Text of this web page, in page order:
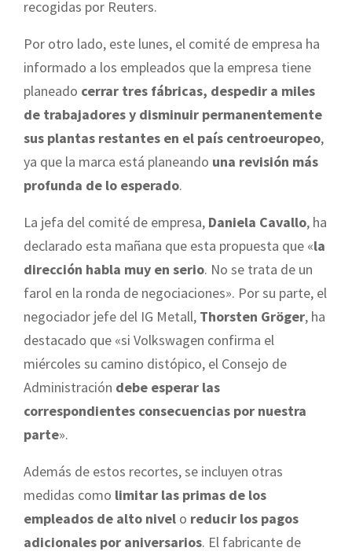
recogidas por Reuters.
Por otro lado, este lunes, el comité de empresa ha
informado a los empleados que la empresa tiene
planeado cerrar tres fábricas, despedir a miles
de trabajadores y disminuir permanentemente
sus plantas restantes en el país centroeuropeo,
ya que la marca está planeando una revisión más
profunda de lo esperado.
La jefa del comité de empresa, Daniela Cavallo, ha
declarado esta mañana que esta propuesta que «la
dirección habla muy en serio. No se trata de un
farol en la ronda de negociaciones». Por su parte, el
negociador jefe del IG Metall, Thorsten Gröger, ha
destacado que «si Volkswagen confirma el
miércoles su camino distópico, el Consejo de
Administración debe esperar las
correspondientes consecuencias por nuestra
parte».
Además de estos recortes, se incluyen otras
medidas como limitar las primas de los
empleados de alto nivel o reducir los pagos
adicionales por aniversarios. El fabricante de